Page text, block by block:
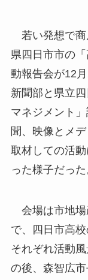
若い発想で商
県四日市市の
動報告会が12
新聞部と県立
マネジメント
聞、映像とメ
取材しての活
った様子だった
会場は市地場
で、四日市高
それぞれ活動
の後、森智広